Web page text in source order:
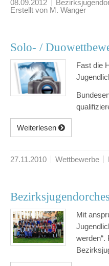
08.09.2012
Erstellt von M. Wanger
Solo- /
Fast die
Weiterlesen
27.11.2010 Wettbewerbe
Mit
werden“.